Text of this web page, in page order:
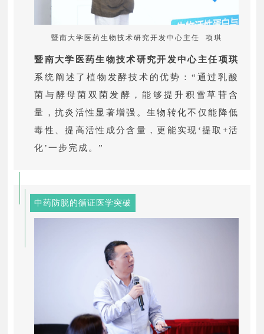
暨南大学医药生物技术研究开发中心主任 项琪
暨南大学医药生物技术研究开发中心主任项琪
系统阐述了植物发酵技术的优势：“通过乳酸
菌与酵母菌双菌发酵，能够提升积雪草苷含
量，抗炎活性显著增强。生物转化不仅能降低
毒性、提高活性成分含量，更能实现‘提取+活
化’一步完成。”
中药防脱的循证医学突破